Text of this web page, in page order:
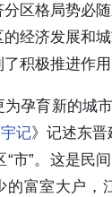
区格局势必
经济发展和
积极推进作用
孕育新的城
记》记述东晋
市”。这是民
的富室大户